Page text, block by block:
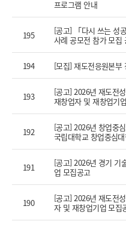
프로그램 안내
195
[공고] 「다시 쓰는 성
사례 공모전 참가 모집
194 [모집] 재도전응원본부
193
[공고] 2026년 재도전
재창업자 및 재창업기
192
[공고] 2026년 창업중
국립대학교 창업중심
191
[공고] 2026년 경기 기
업 모집공고
190
[공고] 2026년 재도전
자 및 재창업기업 모집